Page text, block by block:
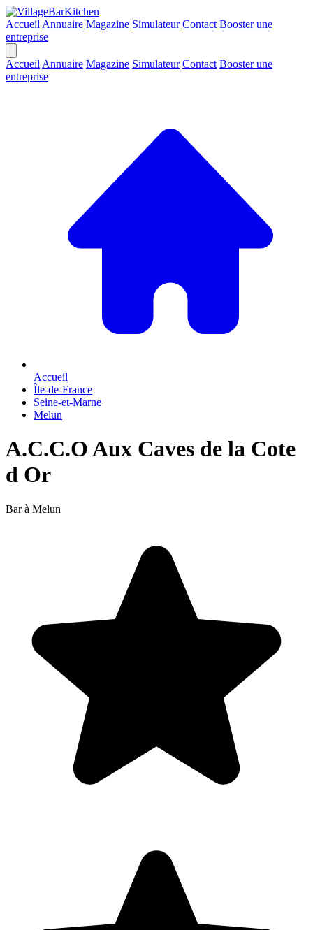
Accueil Annuaire Magazine Simulateur Contact Booster une
entreprise
Accueil Annuaire Magazine Simulateur Contact Booster une
entreprise
Accueil
Île-de-France
Seine-et-Marne
Melun
A.C.C.O Aux Caves de la Cote
d Or
Bar à Melun